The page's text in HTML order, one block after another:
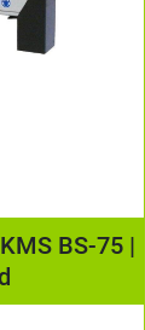
BS-75 |